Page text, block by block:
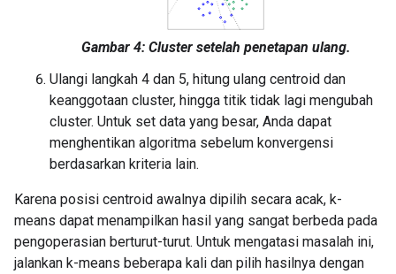
Gambar 4: Cluster setelah penetapan ulang.
Ulangi langkah 4 dan 5, hitung ulang centroid dan
keanggotaan cluster, hingga titik tidak lagi mengubah
cluster. Untuk set data yang besar, Anda dapat
menghentikan algoritma sebelum konvergensi
berdasarkan kriteria lain.
Karena posisi centroid awalnya dipilih secara acak, k-
means dapat menampilkan hasil yang sangat berbeda pada
pengoperasian berturut-turut. Untuk mengatasi masalah ini,
jalankan k-means beberapa kali dan pilih hasilnya dengan